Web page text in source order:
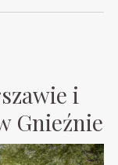
i
Gnieźnie